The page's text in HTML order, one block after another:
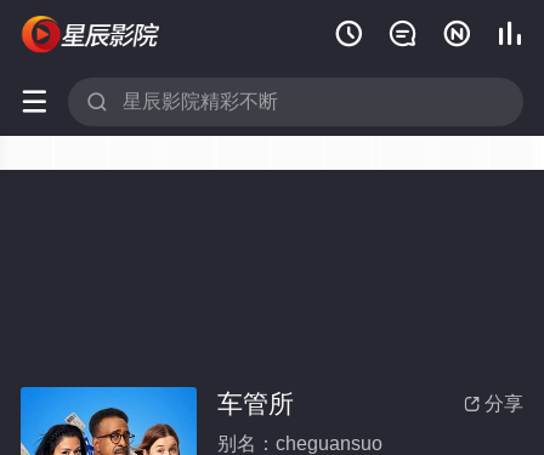
   
 
 分享
车管所
别名：cheguansuo